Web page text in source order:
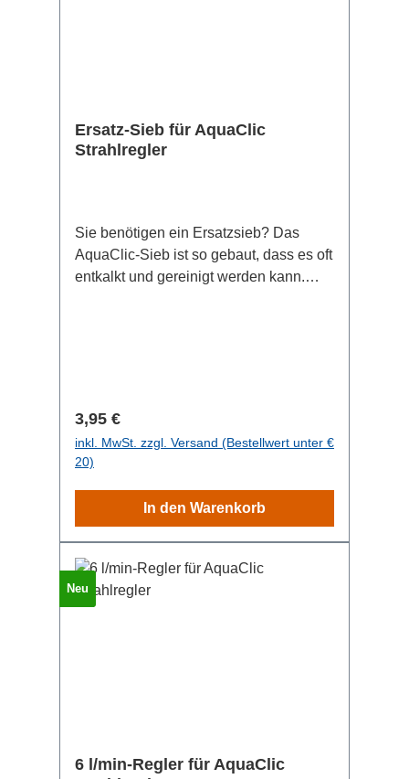
Ersatz-Sieb für AquaClic
Strahlregler
Sie benötigen ein Ersatzsieb? Das
AquaClic-Sieb ist so gebaut, dass es oft
entkalkt und gereinigt werden kann.
Regulärer Preis:
3,95 €
inkl. MwSt. zzgl. Versand (Bestellwert unter €
20)
In den Warenkorb
Neu
6 l/min-Regler für AquaClic